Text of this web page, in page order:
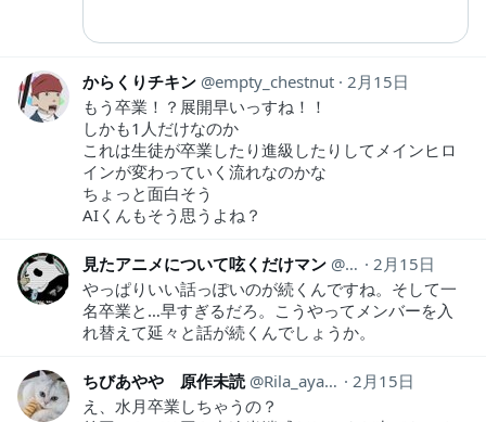
からくりチキン empty_chestnut 2月15日
もう卒業！？展開早いっすね！！
しかも1人だけなのか
これは生徒が卒業したり進級したりしてメインヒロ
インが変わっていく流れなのかな
ちょっと面白そう
AIくんもそう思うよね？
見たアニメについて呟くだけマン animeozy
2月15日
やっぱりいい話っぽいのが続くんですね。そして一
名卒業と…早すぎるだろ。こうやってメンバーを入
れ替えて延々と話が続くんでしょうか。
ちびあやや 原作未読 Rila_ayaya
2月15日
え、水月卒業しちゃうの？